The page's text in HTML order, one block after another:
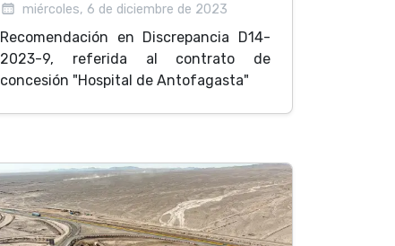
miércoles, 6 de diciembre de 2023
Recomendación en Discrepancia D14-
2023-9, referida al contrato de
concesión "Hospital de Antofagasta"